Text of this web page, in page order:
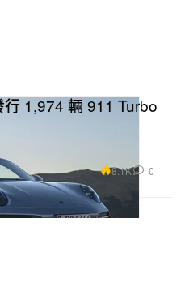
1,974 輛 911 Turbo
8.1K 0